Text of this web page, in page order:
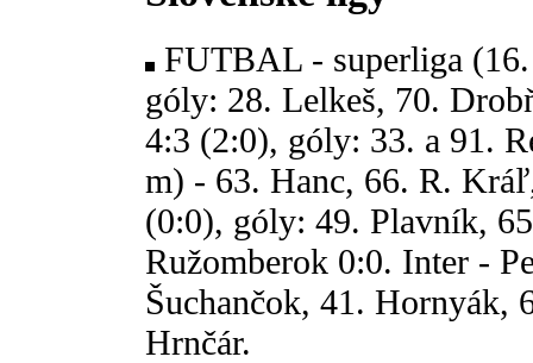
FUTBAL - superliga
góly: 28. Lelkeš, 70.
4:3 (2:0), góly: 33. a 91.
m) - 63. Hanc, 66. R.
(0:0), góly: 49. Plavník,
Ružomberok 0:0. Inter -
Šuchančok, 41. Hornyák,
Hrnčár.